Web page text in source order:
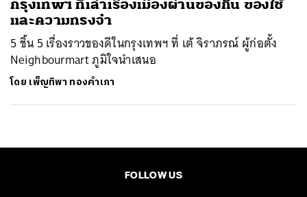
กรุงเทพฯ ที่เล่าเรื่องเมืองผ่านของกิน ของใช้
และความทรงจำ
5 ชิ้น 5 เรื่องราวของดีในกรุงเทพฯ ที่ เต้ จิราภรณ์ ผู้ก่อตั้ง
Neighbourmart ภูมิใจนำเสนอ
โดย เพ็ญทิพา ทองคำเภา
FOLLOW US